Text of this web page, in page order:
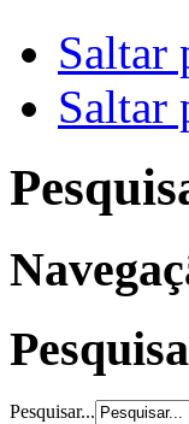
Saltar
Saltar
Pesquisar...